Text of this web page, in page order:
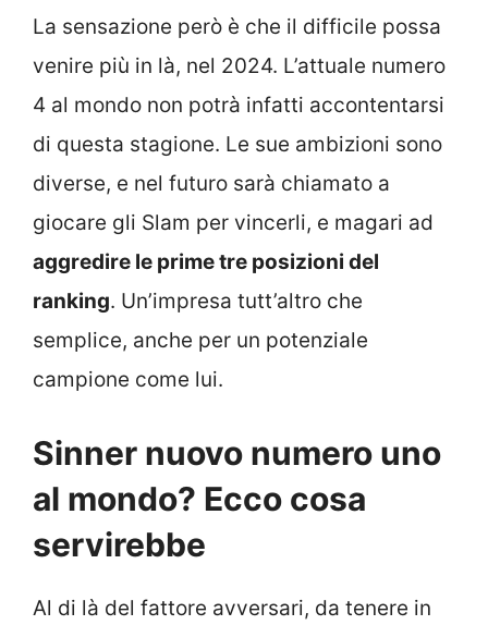
La sensazione però è che il difficile possa
venire più in là, nel 2024. L’attuale numero
4 al mondo non potrà infatti accontentarsi
di questa stagione. Le sue ambizioni sono
diverse, e nel futuro sarà chiamato a
giocare gli Slam per vincerli, e magari ad
aggredire le prime tre posizioni del
ranking. Un’impresa tutt’altro che
semplice, anche per un potenziale
campione come lui.
Sinner nuovo numero uno
al mondo? Ecco cosa
servirebbe
Al di là del fattore avversari, da tenere in